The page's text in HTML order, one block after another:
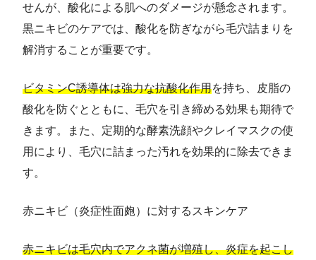
せんが、酸化による肌へのダメージが懸念されます。
黒ニキビのケアでは、酸化を防ぎながら毛穴詰まりを
解消することが重要です。
ビタミンC誘導体は強力な抗酸化作用を持ち、皮脂の
酸化を防ぐとともに、毛穴を引き締める効果も期待で
きます。また、定期的な酵素洗顔やクレイマスクの使
用により、毛穴に詰まった汚れを効果的に除去できま
す。
赤ニキビ（炎症性面皰）に対するスキンケア
赤ニキビは毛穴内でアクネ菌が増殖し、炎症を起こし